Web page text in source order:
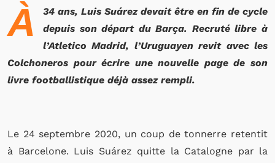
À
34 ans, Luis Suárez devait être en fin de cycle
depuis son départ du Barça. Recruté libre à
l’Atletico Madrid, l’Uruguayen revit avec les
Colchoneros pour écrire une nouvelle page de son
livre footballistique déjà assez rempli.
Le 24 septembre 2020, un coup de tonnerre retentit
à Barcelone. Luis Suárez quitte la Catalogne par la